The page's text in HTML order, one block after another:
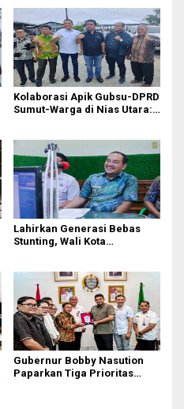
Kolaborasi Apik Gubsu-DPRD
Sumut-Warga di Nias Utara:
Lahirkan Generasi Bebas
Stunting, Wali Kota
Gubernur Bobby Nasution
Paparkan Tiga Prioritas